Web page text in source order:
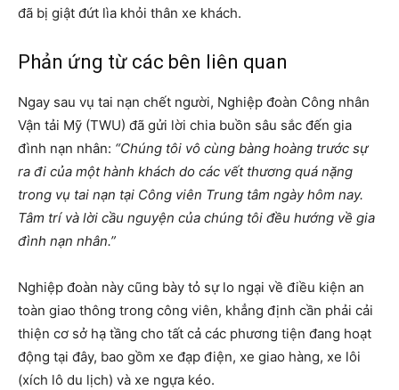
đã bị giật đứt lìa khỏi thân xe khách.
Phản ứng từ các bên liên quan
Ngay sau vụ tai nạn chết người, Nghiệp đoàn Công nhân
Vận tải Mỹ (TWU) đã gửi lời chia buồn sâu sắc đến gia
đình nạn nhân: “Chúng tôi vô cùng bàng hoàng trước sự
ra đi của một hành khách do các vết thương quá nặng
trong vụ tai nạn tại Công viên Trung tâm ngày hôm nay.
Tâm trí và lời cầu nguyện của chúng tôi đều hướng về gia
đình nạn nhân.”
Nghiệp đoàn này cũng bày tỏ sự lo ngại về điều kiện an
toàn giao thông trong công viên, khẳng định cần phải cải
thiện cơ sở hạ tầng cho tất cả các phương tiện đang hoạt
động tại đây, bao gồm xe đạp điện, xe giao hàng, xe lôi
(xích lô du lịch) và xe ngựa kéo.